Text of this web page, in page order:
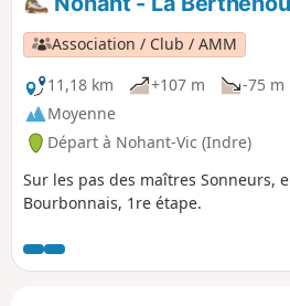
Association / Club / AMM
11,18 km
+107 m -75 m
Moyenne
Départ à Nohant-Vic (Indre)
Sur les pas des maîtres Sonneurs,
Bourbonnais, 1re étape.